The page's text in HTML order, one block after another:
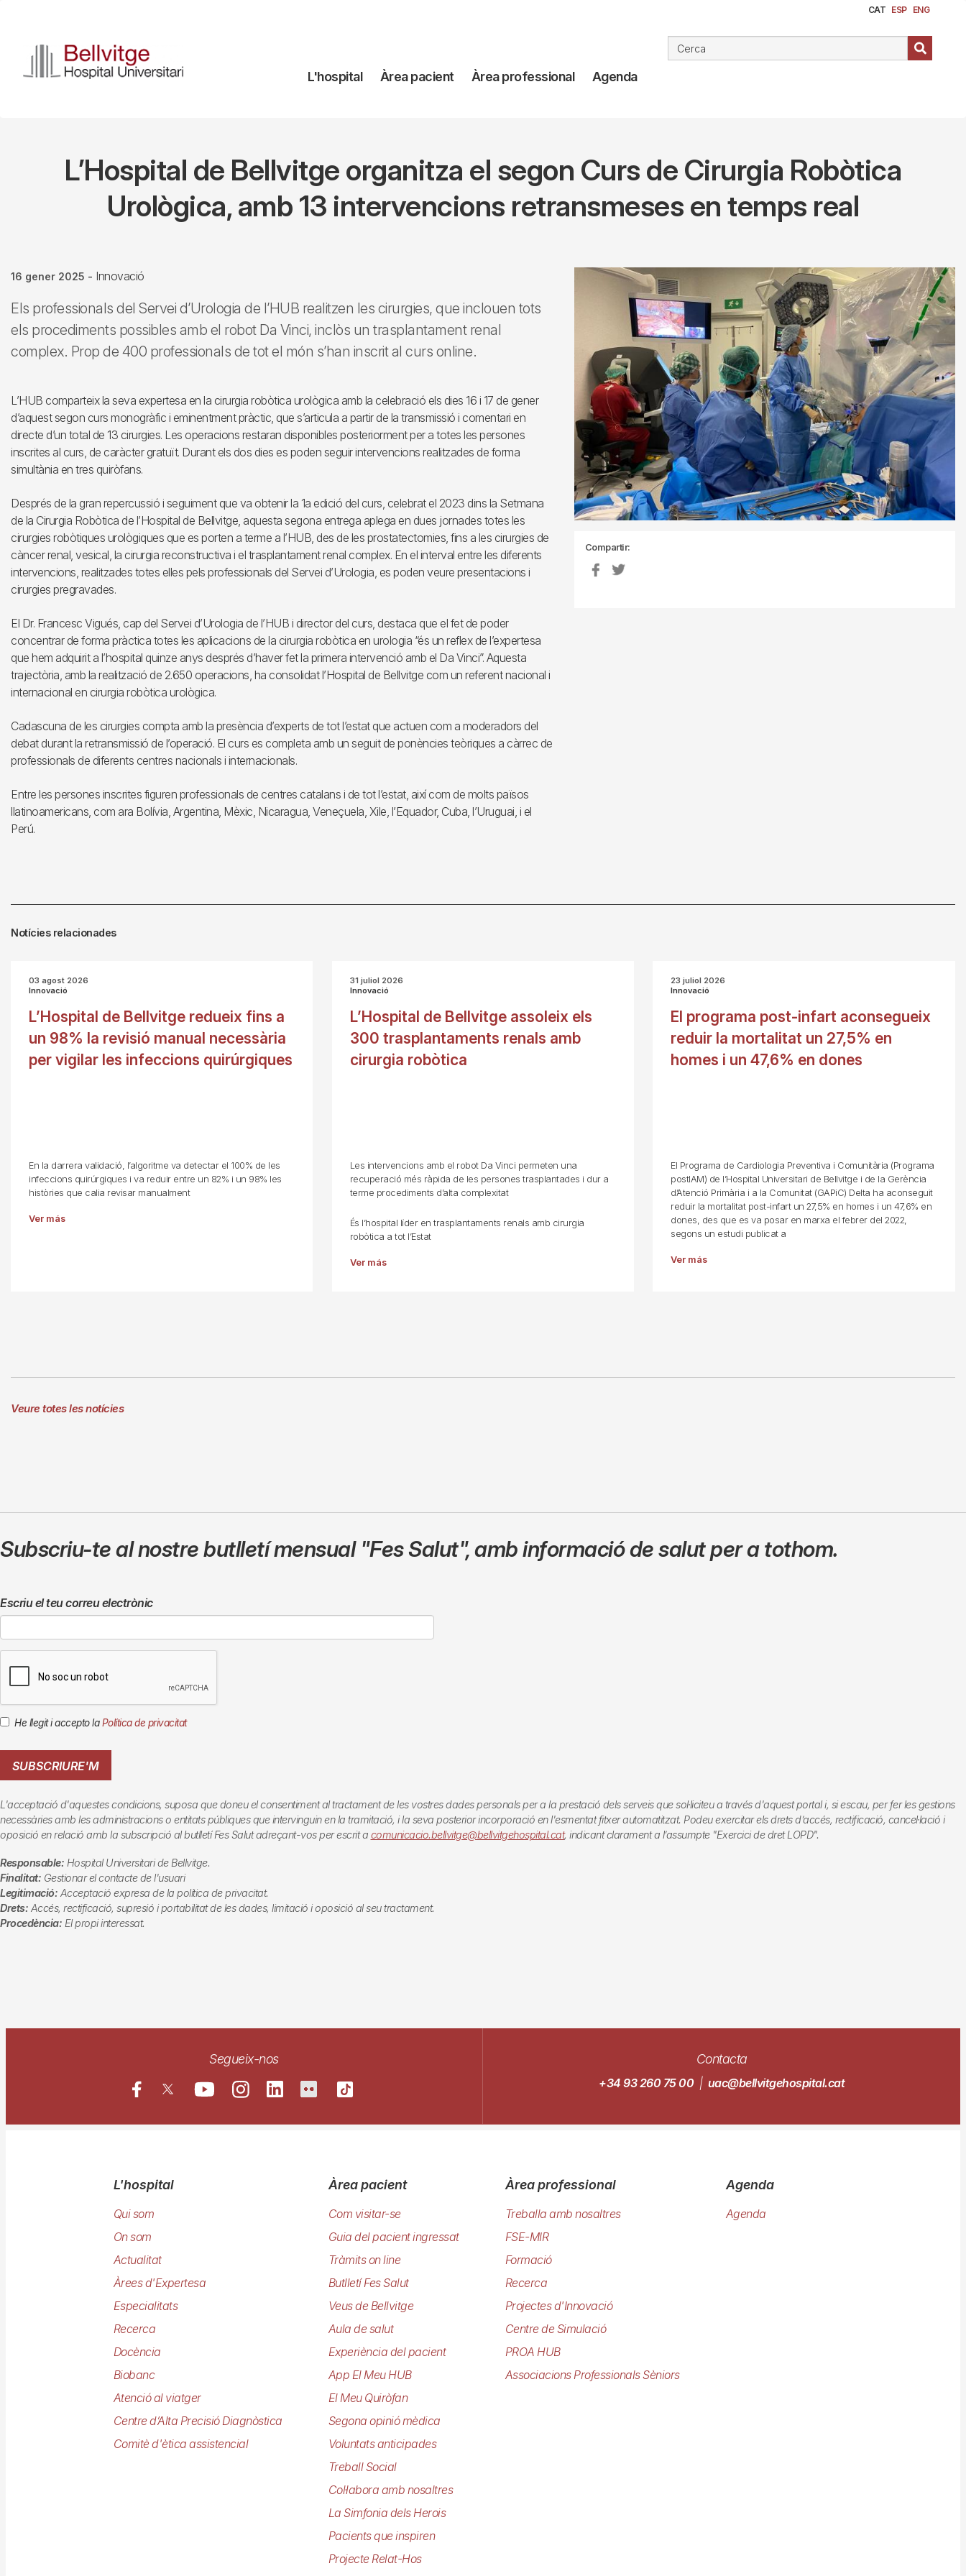
contingut
CAT ESP ENG
Navegación
L'hospital Àrea pacient Àrea professional Agenda
L’Hospital de Bellvitge organitza el segon Curs de Cirurgia Robòtica
Urològica, amb 13 intervencions retransmeses en temps real
16 gener 2025 - Innovació
Els professionals del Servei d’Urologia de l’HUB realitzen les cirurgies, que inclouen tots
els procediments possibles amb el robot Da Vinci, inclòs un trasplantament renal
complex. Prop de 400 professionals de tot el món s’han inscrit al curs online.
L’HUB comparteix la seva expertesa en la cirurgia robòtica urològica amb la celebració els dies 16 i 17 de gener
d’aquest segon curs monogràfic i eminentment pràctic, que s’articula a partir de la transmissió i comentari en
directe d’un total de 13 cirurgies. Les operacions restaran disponibles posteriorment per a totes les persones
inscrites al curs, de caràcter gratuït. Durant els dos dies es poden seguir intervencions realitzades de forma
simultània en tres quiròfans.
Després de la gran repercussió i seguiment que va obtenir la 1a edició del curs, celebrat el 2023 dins la Setmana
de la Cirurgia Robòtica de l’Hospital de Bellvitge, aquesta segona entrega aplega en dues jornades totes les
cirurgies robòtiques urològiques que es porten a terme a l’HUB, des de les prostatectomies, fins a les cirurgies de
càncer renal, vesical, la cirurgia reconstructiva i el trasplantament renal complex. En el interval entre les diferents
intervencions, realitzades totes elles pels professionals del Servei d’Urologia, es poden veure presentacions i
cirurgies pregravades.
El Dr. Francesc Vigués, cap del Servei d’Urologia de l’HUB i director del curs, destaca que el fet de poder
concentrar de forma pràctica totes les aplicacions de la cirurgia robòtica en urologia “és un reflex de l’expertesa
que hem adquirit a l’hospital quinze anys després d’haver fet la primera intervenció amb el Da Vinci”. Aquesta
trajectòria, amb la realització de 2.650 operacions, ha consolidat l’Hospital de Bellvitge com un referent nacional i
internacional en cirurgia robòtica urològica.
Cadascuna de les cirurgies compta amb la presència d’experts de tot l’estat que actuen com a moderadors del
debat durant la retransmissió de l’operació. El curs es completa amb un seguit de ponències teòriques a càrrec de
professionals de diferents centres nacionals i internacionals.
Entre les persones inscrites figuren professionals de centres catalans i de tot l’estat, així com de molts països
llatinoamericans, com ara Bolívia, Argentina, Mèxic, Nicaragua, Veneçuela, Xile, l’Equador, Cuba, l’Uruguai, i el
Perú.
Compartir:
Notícies relacionades
03 agost 2026
Innovació
L’Hospital de Bellvitge redueix fins a
un 98% la revisió manual necessària
per vigilar les infeccions quirúrgiques
En la darrera validació, l’algoritme va detectar el 100% de les
infeccions quirúrgiques i va reduir entre un 82% i un 98% les
històries que calia revisar manualment
Ver más
31 juliol 2026
Innovació
L’Hospital de Bellvitge assoleix els
300 trasplantaments renals amb
cirurgia robòtica
Les intervencions amb el robot Da Vinci permeten una
recuperació més ràpida de les persones trasplantades i dur a
terme procediments d’alta complexitat
És l’hospital líder en trasplantaments renals amb cirurgia
robòtica a tot l’Estat
Ver más
23 juliol 2026
Innovació
El programa post-infart aconsegueix
reduir la mortalitat un 27,5% en
homes i un 47,6% en dones
El Programa de Cardiologia Preventiva i Comunitària (Programa
postIAM) de l’Hospital Universitari de Bellvitge i de la Gerència
d’Atenció Primària i a la Comunitat (GAPiC) Delta ha aconseguit
reduir la mortalitat post-infart un 27,5% en homes i un 47,6% en
dones, des que es va posar en marxa el febrer del 2022,
segons un estudi publicat a
Ver más
Veure totes les notícies
Subscriu-te al nostre butlletí mensual "Fes Salut",amb informació de salut per a tothom.
Escriu el teu correu electrònic
He llegit i accepto laPolítica de privacitat
SUBSCRIURE'M
L'acceptació d'aquestes condicions, suposa que doneu el consentiment al tractament de les vostres dades personals per a la prestació dels serveis que sol·liciteu a través d'aquest portal i, si escau, per fer les gestions
necessàries amb les administracions o entitats públiques que intervinguin en la tramitació, i la seva posterior incorporació en l'esmentat fitxer automatitzat. Podeu exercitar els drets d’accés, rectificació, cancel·lació i
oposició en relació amb la subscripció al butlletíFes Salutadreçant-vos per escrit a comunicacio.bellvitge@bellvitgehospital.cat, indicant clarament a l’assumpte "Exercici de dret LOPD".
Responsable: Hospital Universitari de Bellvitge.
Finalitat: Gestionar el contacte de l'usuari
Legitimació: Acceptació expresa de la política de privacitat.
Drets: Accés, rectificació, supresió i portabilitat de les dades, limitació i oposició al seu tractament.
Procedència: El propi interessat.
Segueix-nos Contacta
+34 93 260 75 00 | uac@bellvitgehospital.cat
NavegacióL'hospital
Qui som
On som
Actualitat
Àrees d'Expertesa
Especialitats
Recerca
Docència
Biobanc
Atenció al viatger
Centre d’Alta Precisió Diagnòstica
Comitè d'ètica assistencial
Àrea pacient
Com visitar-se
Guia del pacient ingressat
Tràmits on line
Butlletí Fes Salut
Veus de Bellvitge
Aula de salut
Experiència del pacient
App El Meu HUB
El Meu Quiròfan
Segona opinió mèdica
Voluntats anticipades
Treball Social
Col·labora amb nosaltres
La Simfonia dels Herois
Pacients que inspiren
Projecte Relat-Hos
Àrea professional
Treballa amb nosaltres
FSE-MIR
Formació
Recerca
Projectes d'Innovació
Centre de Simulació
PROA HUB
Associacions Professionals Sèniors
Agenda
Agenda